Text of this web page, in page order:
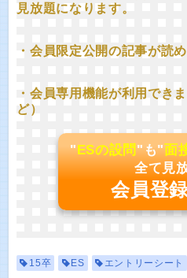
見放題になります。
・会員限定公開の記事が読め
・会員専用機能が利用でき
ど）
"ESの設問"も"面
全て見
会員登
15卒 ES エントリーシート